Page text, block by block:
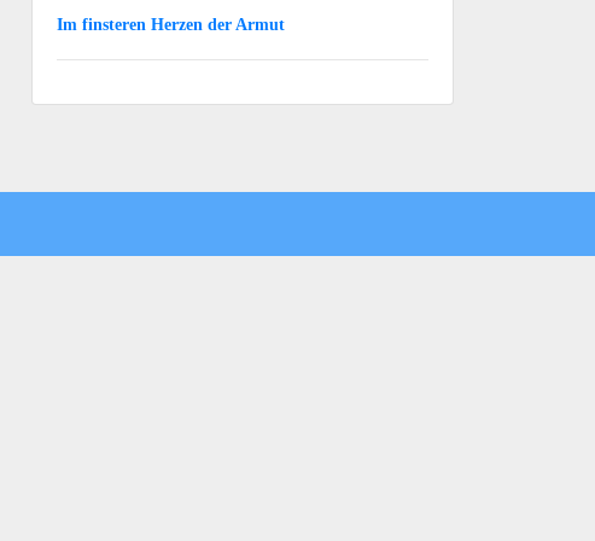
Im finsteren Herzen der Armut